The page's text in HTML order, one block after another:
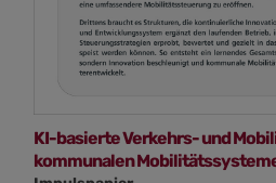
KI-basierte Verkehrs- und
kommunalen